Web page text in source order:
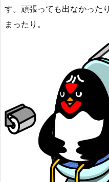
す。頑張っても出なかった
まったり。